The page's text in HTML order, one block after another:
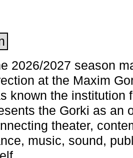
2026/2027 season
at the Maxim
known the institution
the Gorki as an
theater,
music, sound,